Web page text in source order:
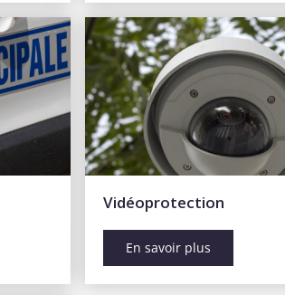
Vidéoprotection
En savoir plus